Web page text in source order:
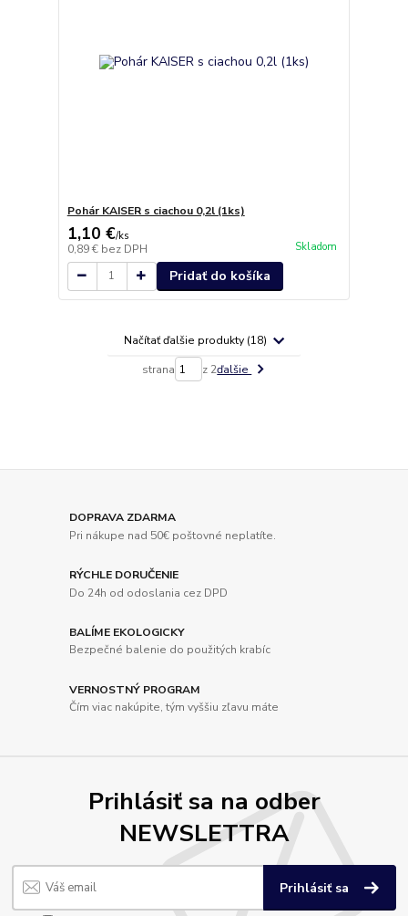
Pohár KAISER s ciachou 0,2l (1ks)
1,10 €/ks
0,89 € bez DPH Skladom
Pridať do košíka
Načítať ďalšie produkty (18)
strana z 2ďalšie
DOPRAVA ZDARMA
Pri nákupe nad 50€ poštovné neplatíte.
RÝCHLE DORUČENIE
Do 24h od odoslania cez DPD
BALÍME EKOLOGICKY
Bezpečné balenie do použitých krabíc
VERNOSTNÝ PROGRAM
Čím viac nakúpite, tým vyššiu zľavu máte
Prihlásiť sa na odber
NEWSLETTRA
Prihlásiť sa